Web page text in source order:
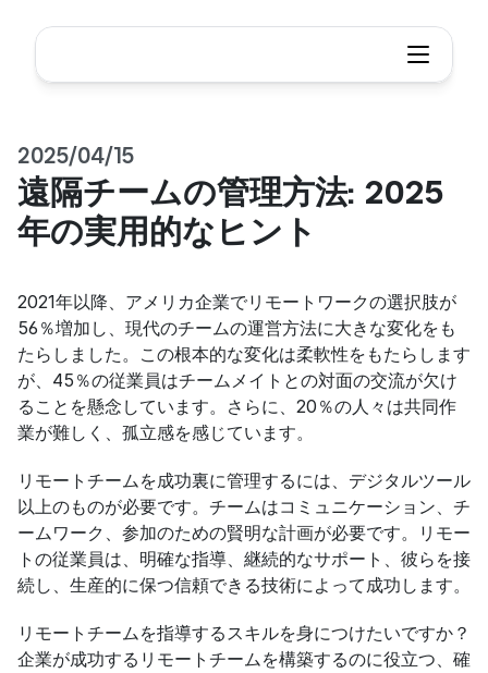
2025/04/15
遠隔チームの管理方法: 2025
年の実用的なヒント
2021年以降、アメリカ企業でリモートワークの選択肢が
56％増加し、現代のチームの運営方法に大きな変化をも
たらしました。この根本的な変化は柔軟性をもたらします
が、45％の従業員はチームメイトとの対面の交流が欠け
ることを懸念しています。さらに、20％の人々は共同作
業が難しく、孤立感を感じています。
リモートチームを成功裏に管理するには、デジタルツール
以上のものが必要です。チームはコミュニケーション、チ
ームワーク、参加のための賢明な計画が必要です。リモー
トの従業員は、明確な指導、継続的なサポート、彼らを接
続し、生産的に保つ信頼できる技術によって成功します。
リモートチームを指導するスキルを身につけたいですか？
企業が成功するリモートチームを構築するのに役立つ、確